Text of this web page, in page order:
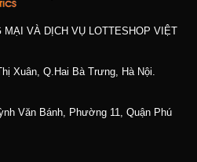
VÀ DỊCH VỤ LOTTESHOP VIỆT
Xuân, Q.Hai Bà Trưng, Hà Nội.
Văn Bánh, Phường 11, Quận Phú